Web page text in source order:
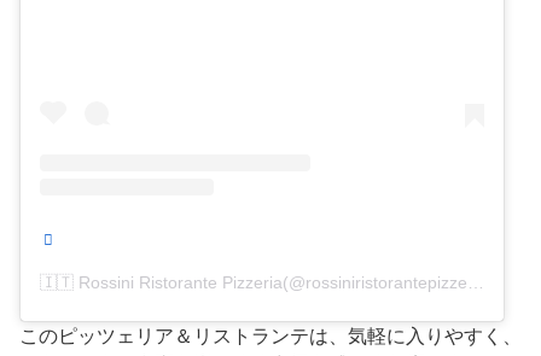
🇮🇹 Rossini Ristorante Pizzeria(@rossiniristorantepizzeria)がシェアした投稿
このピッツェリア＆リストランテは、気軽に入りやすく、